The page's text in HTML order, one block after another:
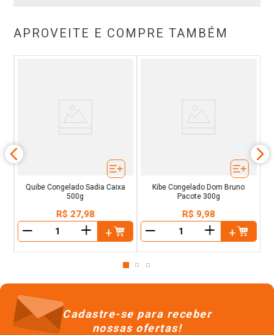
APROVEITE E COMPRE TAMBÉM
Quibe Congelado Sadia Caixa
500g
R$ 27,98
＋
Kibe Congelado Dom Bruno
Pacote 300g
R$ 9,98
＋
Cadastre-se para receber
nossas ofertas!